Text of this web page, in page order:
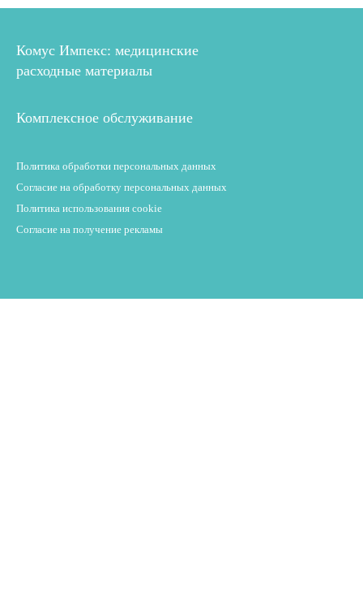
Комус Импекс: медицинские
расходные материалы
Комплексное обслуживание
Политика обработки персональных данных
Согласие на обработку персональных данных
Политика использования cookie
Согласие на получение рекламы